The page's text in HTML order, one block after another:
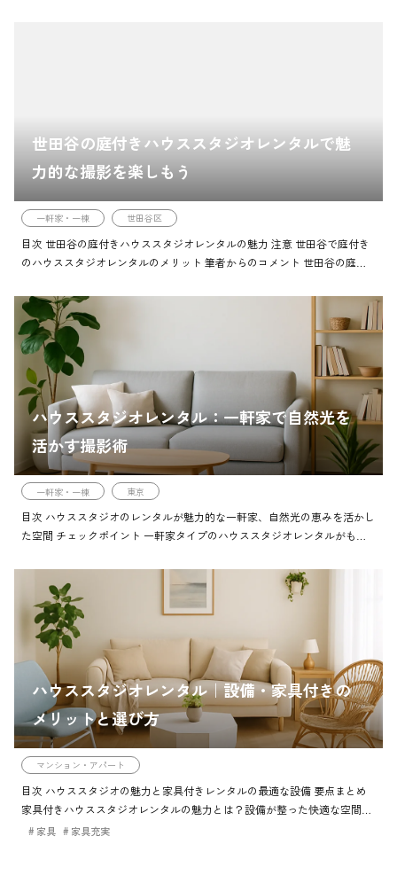
世田谷の庭付きハウススタジオレンタルで魅
力的な撮影を楽しもう
一軒家・一棟 世田谷区
目次 世田谷の庭付きハウススタジオレンタルの魅力 注意 世田谷で庭付き
のハウススタジオレンタルのメリット 筆者からのコメント 世田谷の庭付
者からのコメン […]
ハウススタジオレンタル：一軒家で自然光を
活かす撮影術
一軒家・一棟 東京
目次 ハウススタジオのレンタルが魅力的な一軒家、自然光の恵みを活かし
た空間 チェックポイント 一軒家タイプのハウススタジオレンタルがもた
ンタルの魅力 チ […]
ハウススタジオレンタル｜設備・家具付きの
メリットと選び方
マンション・アパート
目次 ハウススタジオの魅力と家具付きレンタルの最適な設備 要点まとめ
家具付きハウススタジオレンタルの魅力とは？設備が整った快適な空間が
提供する特別な体験 要点まとめ ハウススタジオの家具付きレンタルがも
家具 家具充実